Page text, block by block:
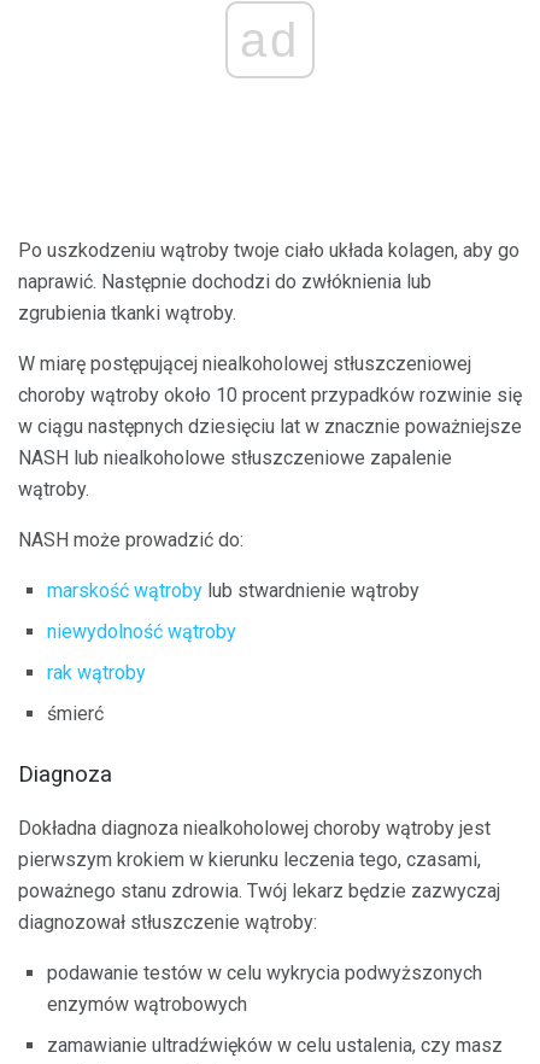
ad
Po uszkodzeniu wątroby twoje ciało układa kolagen, aby go
naprawić. Następnie dochodzi do zwłóknienia lub
zgrubienia tkanki wątroby.
W miarę postępującej niealkoholowej stłuszczeniowej
choroby wątroby około 10 procent przypadków rozwinie się
w ciągu następnych dziesięciu lat w znacznie poważniejsze
NASH lub niealkoholowe stłuszczeniowe zapalenie
wątroby.
NASH może prowadzić do:
marskość wątroby lub stwardnienie wątroby
niewydolność wątroby
rak wątroby
śmierć
Diagnoza
Dokładna diagnoza niealkoholowej choroby wątroby jest
pierwszym krokiem w kierunku leczenia tego, czasami,
poważnego stanu zdrowia. Twój lekarz będzie zazwyczaj
diagnozował stłuszczenie wątroby:
podawanie testów w celu wykrycia podwyższonych
enzymów wątrobowych
zamawianie ultradźwięków w celu ustalenia, czy masz